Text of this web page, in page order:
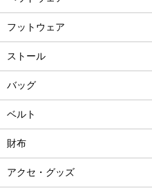
フットウェア
ストール
バッグ
ベルト
財布
アクセ・グッズ